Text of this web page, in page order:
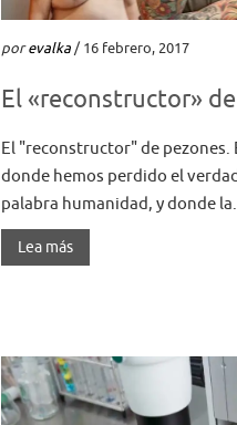
porevalka/ 16 febrero, 2017
El «reconstructor»
El "reconstructor" de pezones.
donde hemos perdido el
palabra humanidad, y donde
Lea más